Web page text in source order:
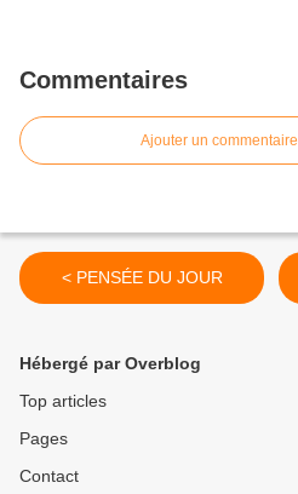
Commentaires
Ajouter un commentaire
< PENSÉE DU JOUR
Hébergé par Overblog
Top articles
Pages
Contact